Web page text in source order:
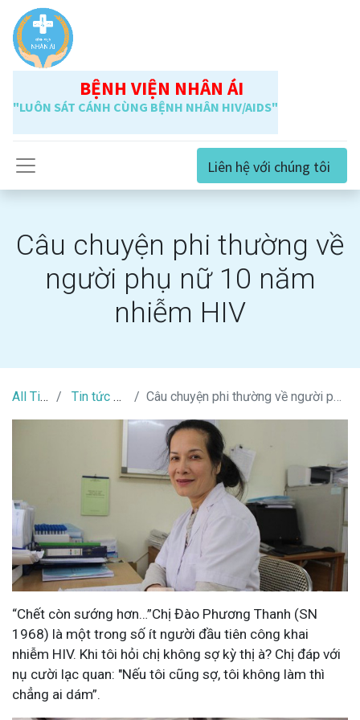
BỆNH VIỆN NHÂN ÁI
"LUÔN SÁT CÁNH CÙNG BỆNH NHÂN HIV/AIDS"
Liên hệ với chúng tôi
Câu chuyện phi thường về
người phụ nữ 10 năm
nhiễm HIV
All Tin Tức Tin tức HIV/AIDS Câu chuyện phi thường về người phụ nữ 10 năm nhiễm HIV
“Chết còn sướng hơn…”Chị Đào Phương Thanh (SN
1968) là một trong số ít người đầu tiên công khai
nhiễm HIV. Khi tôi hỏi chị không sợ kỳ thị à? Chị đáp với
nụ cười lạc quan: "Nếu tôi cũng sợ, tôi không làm thì
chẳng ai dám”.